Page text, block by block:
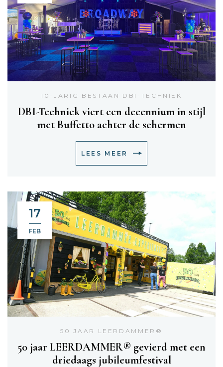
10-JARIG BESTAAN DBI-TECHNIEK
DBI-Techniek viert een decennium in stijl
met Buffetto achter de schermen
LEES MEER
17
FEB
50 JAAR LEERDAMMER®
50 jaar LEERDAMMER® gevierd met een
driedaags jubileumfestival